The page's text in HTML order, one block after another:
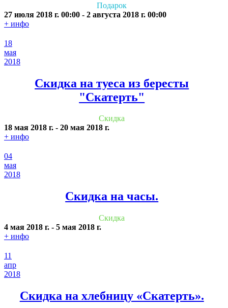
Подарок
27 июля 2018 г. 00:00 - 2 августа 2018 г. 00:00
+ инфо
18
мая
2018
Скидка на туеса из бересты
"Скатерть"
Скидка
18 мая 2018 г. - 20 мая 2018 г.
+ инфо
04
мая
2018
Cкидка на часы.
Скидка
4 мая 2018 г. - 5 мая 2018 г.
+ инфо
11
апр
2018
Скидка на хлебницу «Скатерть».